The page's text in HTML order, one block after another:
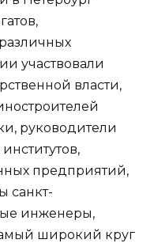
участвовали
власти,
руководители
предприятий,
санкт-
инженеры,
широкий круг